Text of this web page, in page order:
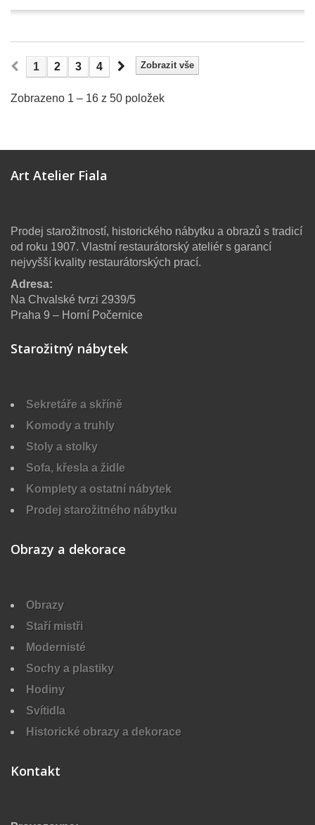
Zobrazit vše
1 2 3 4
Zobrazeno 1 – 16 z 50 položek
Art Atelier Fiala
Prodej starožitností, historického nábytku a obrazů s tradicí
od roku 1907. Vlastní restaurátorský ateliér s garancí
nejvyšší kvality restaurátorských prací.
Adresa:
Na Chvalské tvrzi 2939/5
Praha 9 – Horní Počernice
Starožitný nábytek
Sekretáře a skříně
Komody a truhly
Stoly a stolky
Sofa, křesla a židle
Komplety a ostatní nábytek
Prodej starožitného nábytku
Obrazy a dekorace
Obrazy
Staří mistři
Modernisté
Sochy a plastiky
Hodiny
Svítidla
Historické obrazy a dekorace
Kontakt